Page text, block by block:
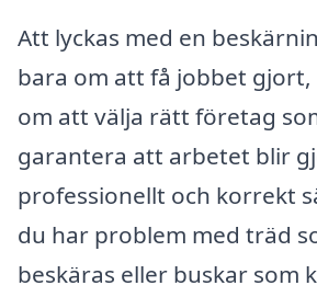
Att lyckas med en
bara om att få jobbet gjort,
om att välja rätt företag
garantera att arbetet blir
professionellt och korrekt
du har problem med träd
beskäras eller buskar som